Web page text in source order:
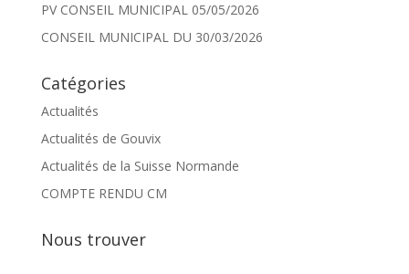
PV CONSEIL MUNICIPAL 05/05/2026
CONSEIL MUNICIPAL DU 30/03/2026
Catégories
Actualités
Actualités de Gouvix
Actualités de la Suisse Normande
COMPTE RENDU CM
Nous trouver